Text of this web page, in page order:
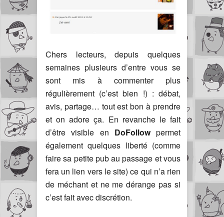
Chers lecteurs, depuis quelques
semaines plusieurs d’entre vous se
sont mis à commenter plus
régulièrement (c’est bien !) : débat,
avis, partage… tout est bon à prendre
et on adore ça. En revanche le fait
d’être visible en DoFollowpermet
également quelques liberté (comme
faire sa petite pub au passage et vous
fera un lien vers le site) ce qui n’a rien
de méchant et ne me dérange pas si
c’est fait avec discrétion.